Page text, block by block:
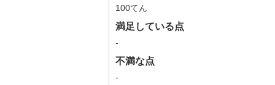
100てん
満足している点
-
不満な点
-